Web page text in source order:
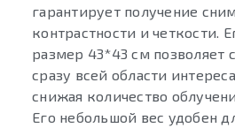
гарантирует получение
контрастности и четкости.
размер 43*43 см позволяет
сразу всей области
снижая количество
Его небольшой вес удобен